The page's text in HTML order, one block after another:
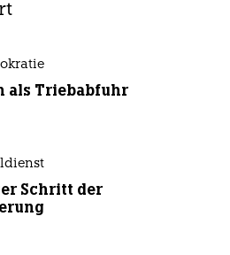
als Triebabfuhr
Schritt der